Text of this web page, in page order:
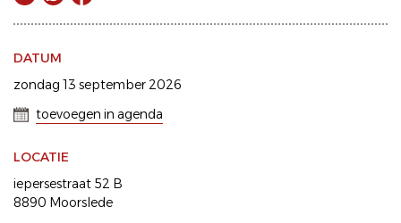
DATUM
zondag 13 september 2026
toevoegen in agenda
LOCATIE
iepersestraat 52 B
8890 Moorslede